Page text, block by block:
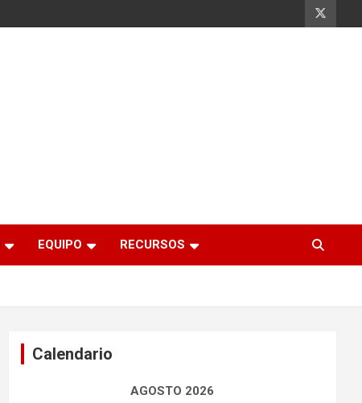
EQUIPO RECURSOS
Calendario
AGOSTO 2026